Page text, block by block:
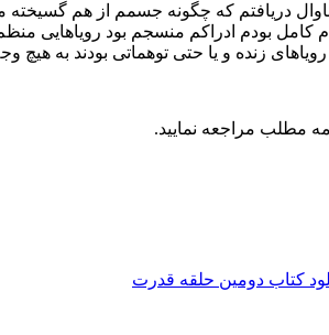
ناوال دریافتم که چگونه جسمم از هم
بودم ادراکم منسجم بود رویاهایی
زنده و یا حتی توهماتی بودند به هیچ
مطلب مراجعه نمایید.
کتاب دومین حلقه قدرت